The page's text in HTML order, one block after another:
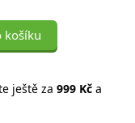
košíku
ještě za 999 Kč a